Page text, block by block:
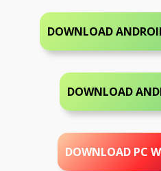
DOWNLOAD
DOWNLOAD
DOWNLOAD PC